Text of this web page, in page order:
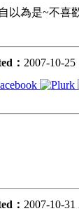
以為是~不喜
： 2007-10-25
： 2007-10-31